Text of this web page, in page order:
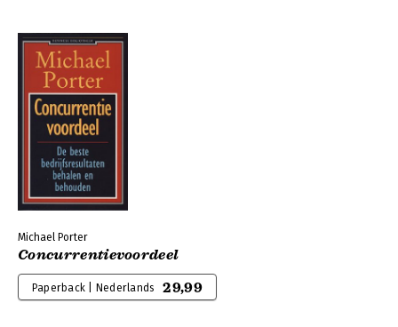
Michael Porter
Concurrentievoordeel
Paperback | Nederlands 29,99